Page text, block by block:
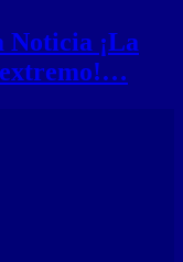
Noticia ¡La